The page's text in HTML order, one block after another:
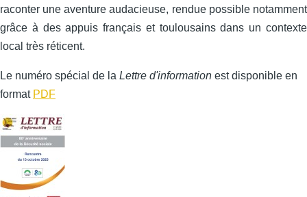
raconter une aventure audacieuse, rendue possible notamment
grâce à des appuis français et toulousains dans un contexte
local très réticent.
Le numéro spécial de la Lettre d'information est disponible en
format PDF